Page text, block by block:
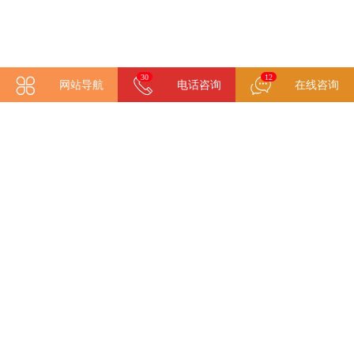
网站导航 电话咨询
22
在线咨询
12